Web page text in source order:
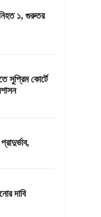
১, গুরুতর
সুপ্রিম কোর্টে
দাবি